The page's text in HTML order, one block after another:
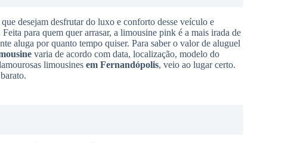
desejam desfrutar do luxo e conforto desse veículo e
para quem quer arrasar, a limousine pink é a mais irada de
aluga por quanto tempo quiser. Para saber o valor de aluguel
varia de acordo com data, localização, modelo do
limousines em Fernandópolis, veio ao lugar certo.